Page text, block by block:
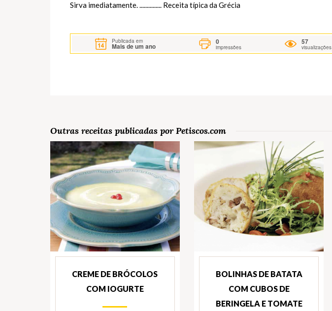
Sirva imediatamente. ............... Receita típica da Grécia
Publicada em
Mais de um ano
0
impressões
57
visualizações
Outras receitas publicadas por Petiscos.com
CREME DE BRÓCOLOS
COM IOGURTE
BOLINHAS DE BATATA
COM CUBOS DE
BERINGELA E TOMATE